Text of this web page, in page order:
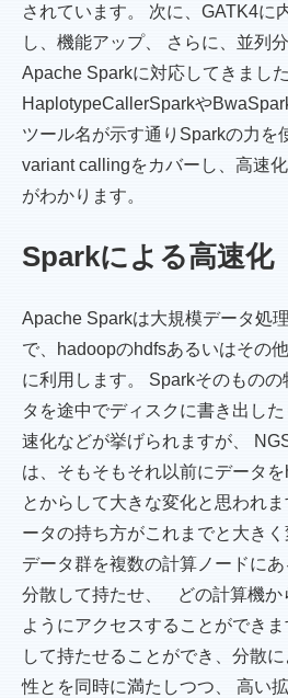
されています。 次に、GATK4に
し、機能アップ、 さらに、並列
Apache Sparkに対応してきまし
HaplotypeCallerSparkや
ツール名が示す通りSparkの力を
variant callingをカバーし、高速
がわかります。
Sparkによる高速化
Apache Sparkは大規模データ処
で、hadoopのhdfsあるいはその
に利用します。 Sparkそのもの
タを途中でディスクに書き出し
速化などが挙げられますが、
は、そもそもそれ以前にデータ
とからして大きな変化と思われ
ータの持ち方がこれまでと大き
データ群を複数の計算ノードに
分散して持たせ、 どの計算機か
ようにアクセスすることができ
して持たせることができ、分散
性とを同時に満たしつつ、 高い